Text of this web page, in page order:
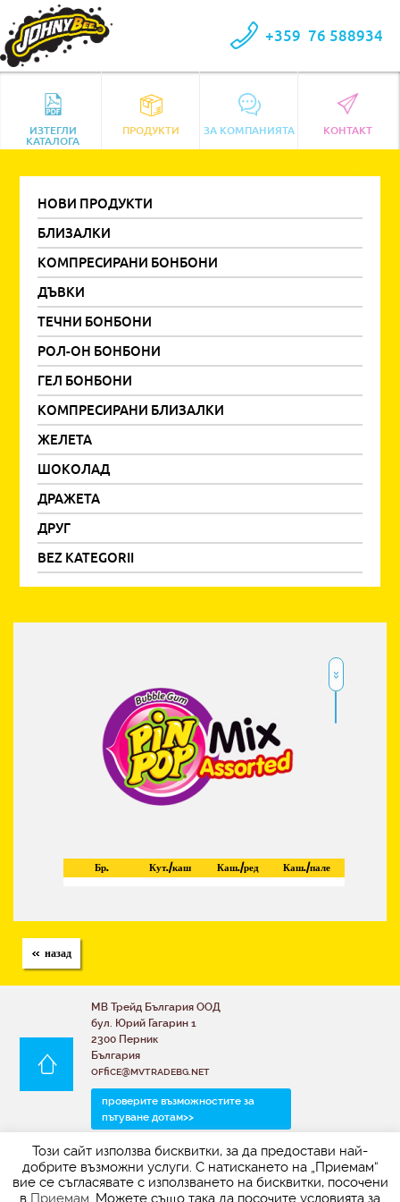
+359 76 588934
ИЗТЕГЛИ
КАТАЛОГА
ПРОДУКТИ ЗА КОМПАНИЯТА КОНТАКТ
НОВИ ПРОДУКТИ
БЛИЗАЛКИ
КОМПРЕСИРАНИ БОНБОНИ
ДЪВКИ
ТЕЧНИ БОНБОНИ
РОЛ-ОН БОНБОНИ
ГЕЛ БОНБОНИ
КОМПРЕСИРАНИ БЛИЗАЛКИ
ЖЕЛЕТА
ШОКОЛАД
ДРАЖЕТА
ДРУГ
BEZ KATEGORII
Бр. Кут./каш Каш./ред Каш./пале
назад
МВ Трейд България ООД
бул. Юрий Гагарин 1
2300 Перник
България
office@mvtradebg.net
проверите възможностите за
пътуване дотам>>
За да получите актуалната ценова листа заедно
със снимките, моля свържете се с нас по
електронната поща:
office@mvtradebg.net
Този сайт използва бисквитки, за да предостави най-
добрите възможни услуги. С натискането на „Приемам“
вие се съгласявате с използването на бисквитки, посочени
в Приемам . Можете също така да посочите условията за